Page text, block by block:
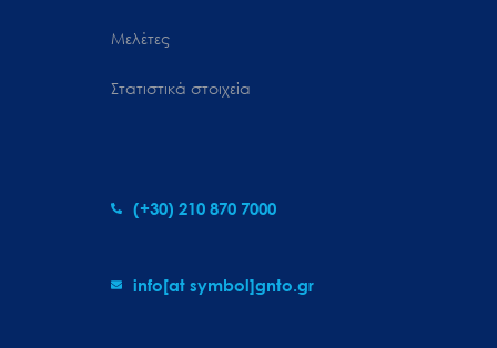
Μελέτες
Στατιστικά στοιχεία
(+30) 210 870 7000
info[at symbol]gnto.gr